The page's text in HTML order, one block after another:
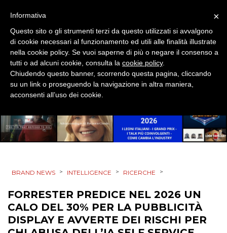
MOBILE
PROMOZIONI
PUNTI VENDITA
CINEMA
BRAND NEWS > INTELLIGENCE > RICERCHE >
FORRESTER PREDICE NEL 2026 UN
CALO DEL 30% PER LA PUBBLICITÀ
DISPLAY E AVVERTE DEI RISCHI PER
×
Informativa
Questo sito o gli strumenti terzi da questo utilizzati si avvalgono
di cookie necessari al funzionamento ed utili alle finalità illustrate
nella cookie policy. Se vuoi saperne di più o negare il consenso a
tutti o ad alcuni cookie, consulta la cookie policy.
Chiudendo questo banner, scorrendo questa pagina, cliccando
su un link o proseguendo la navigazione in altra maniera,
acconsenti all’uso dei cookie.